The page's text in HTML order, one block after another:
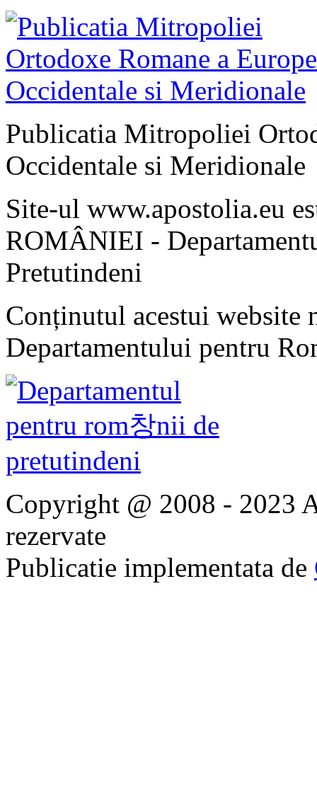
Publicatia Mitropoliei
Occidentale si Meridionale
Site-ul www.apostolia.eu
ROMÂNIEI -
Pretutindeni
Conținutul acestui website
Departamentului pentru
Copyright @ 2008 - 2023
rezervate
Publicatie implementata de